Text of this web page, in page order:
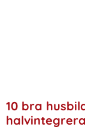
10 bra